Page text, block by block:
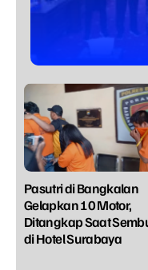
Pasutri di Bangkalan
Gelapkan 10 Motor,
Ditangkap Saat
di Hotel Surabaya